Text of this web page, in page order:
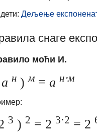
Дељење
снаге
моћи И.
а н )м = а н⋅м
3 ) 2 = 2 3⋅2 = 2